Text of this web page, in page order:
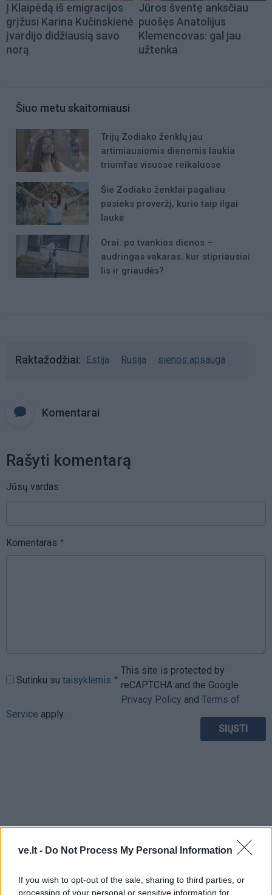
ve.lt - Do Not Process My Personal Information
If you wish to opt-out of the sale, sharing to third parties, or
processing of your personal or sensitive information for
Į Klaipėdą iš emigracijos
grįžusi Karina Kučinskienė
įvardijo didžiausią savo
norą
Jūros šventę anksčiau
puošęs Anatolijus
Klemencovas: gal jau
užtenka
Šiuo metu skaitomiausi
Trijų Zodiako ženklų jau
artimiausiomis dienomis laukia
triumfas visuose reikaluose
Šie Zodiako ženklai pagaliau
pasieks proveržį, kurio taip ilgai
laukė
Orai: po tvankios dienos –
audringas vakaras: kur stipriausiai
lis ir griaudės?
Raktažodžiai Estija Rusija sienos apsauga
Komentarai
Rašyti komentarą
Jūsų vardas
Komentaras
Sutinku su taisyklėmis
This site is protected by
reCAPTCHA and the Google
Privacy Policy and Terms of
Service apply.